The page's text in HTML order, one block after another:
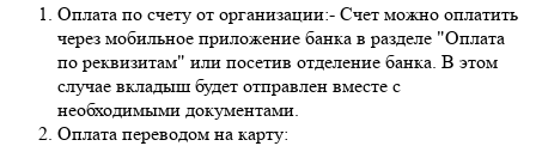
Оплата по счету от организации:- Счет можно оплатить
через мобильное приложение банка в разделе "Оплата
по реквизитам" или посетив отделение банка. В этом
случае вкладыш будет отправлен вместе с
необходимыми документами.
Оплата переводом на карту: